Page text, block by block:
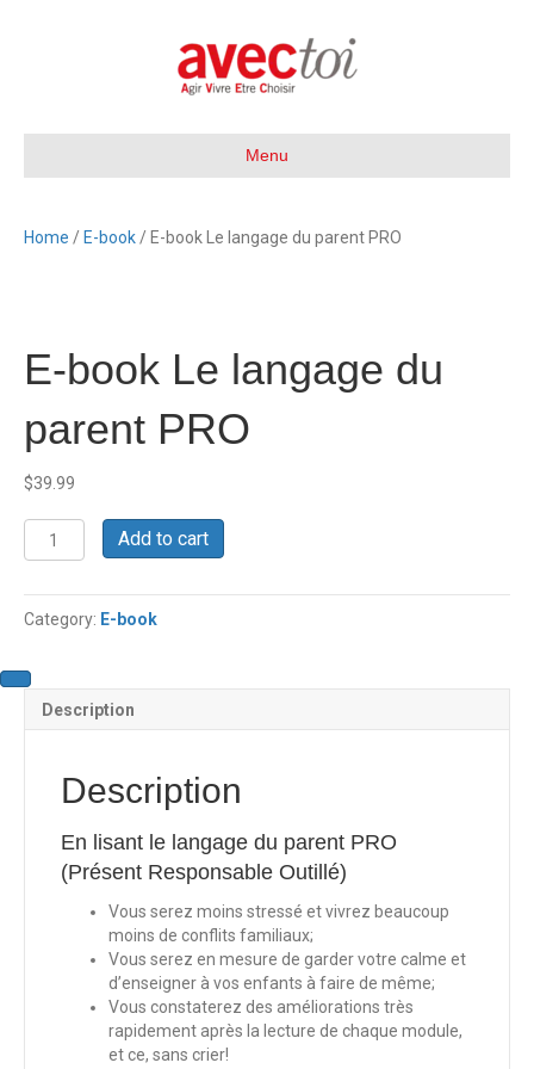
Menu
Home / E-book / E-book Le langage du parent PRO
E-book Le langage du
parent PRO
$39.99
book
langage
du
PRO
Add to cart
Category: E-book
Description
Description
En lisant le langage du parent PRO
(Présent Responsable Outillé)
Vous serez moins stressé et vivrez beaucoup
moins de conflits familiaux;
Vous serez en mesure de garder votre calme et
d’enseigner à vos enfants à faire de même;
Vous constaterez des améliorations très
rapidement après la lecture de chaque module,
et ce, sans crier!